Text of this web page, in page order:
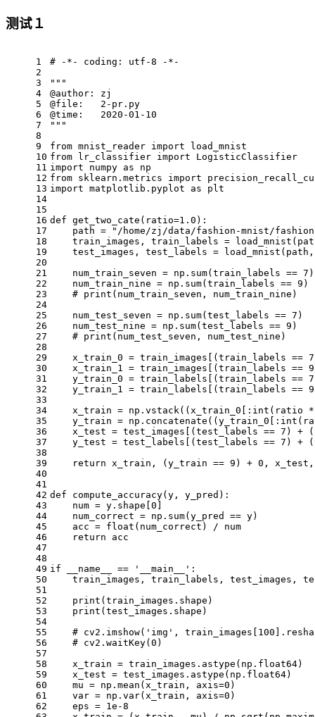
测试１
1
2
3
4
5
6
7
8
9
10
11
12
13
14
15
16
17
18
19
20
21
22
23
24
25
26
27
28
29
30
31
32
33
34
35
36
37
38
39
40
41
42
43
44
45
46
47
48
49
50
51
52
53
54
55
56
57
58
59
60
61
62
# -*- coding: utf-8 -*-
"""
@author: zj
@file:   2-pr.py
@time:   2020-01-10
"""
from mnist_reader import load_mnist
from lr_classifier import LogisticClassifier
import numpy as np
from sklearn.metrics import
import matplotlib.pyplot as plt
def get_two_cate(ratio=1.0):
path = "/home/zj/data/fashion-mnist/
train_images, train_labels =
test_images, test_labels =
    num_train_seven = np.sum(train_labels == 7)
    num_train_nine = np.sum(train_labels == 9)
    # print(num_train_seven, num_train_nine)
    num_test_seven = np.sum(test_labels == 7)
    num_test_nine = np.sum(test_labels == 9)
    # print(num_test_seven, num_test_nine)
x_train_0 = train_images[(train_labels ==
x_train_1 = train_images[(train_labels ==
y_train_0 = train_labels[(train_labels ==
y_train_1 = train_labels[(train_labels ==
x_train = np.vstack((x_train_0[:int(ratio
y_train =
x_test = test_images[(test_labels == 7) +
y_test = test_labels[(test_labels == 7) +
return x_train, (y_train == 9) + 0,
def compute_accuracy(y, y_pred):
    num = y.shape[0]
    num_correct = np.sum(y_pred == y)
    acc = float(num_correct) / num
    return acc
if __name__ == '__main__':
train_images, train_labels, test_images,
    print(train_images.shape)
    print(test_images.shape)
# cv2.imshow('img',
    # cv2.waitKey(0)
    x_train = train_images.astype(np.float64)
    x_test = test_images.astype(np.float64)
    mu = np.mean(x_train, axis=0)
    var = np.var(x_train, axis=0)
    eps = 1e-8